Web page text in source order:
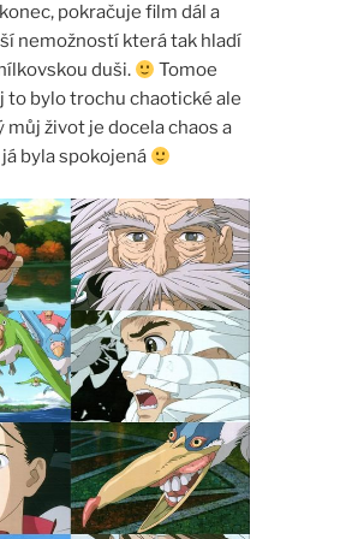
pokračuje film dál a
nemožností která tak hladí
duši.
Tomoe
to bylo trochu chaotické ale
můj život je docela chaos a
byla spokojená